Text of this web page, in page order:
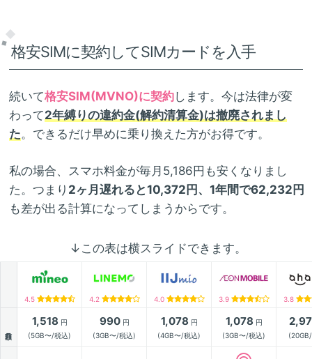
格安SIMに契約してSIMカードを入手
続いて格安SIM(MVNO)に契約します。今は法律が変
わって2年縛りの違約金(解約清算金)は撤廃されまし
た。できるだけ早めに乗り換えた方がお得です。
私の場合、スマホ料金が毎月5,186円も安くなりまし
た。つまり 2ヶ月遅れると10,372円、1年間で62,232円
も差が出る計算になってしまうからです。
↓この表は横スライドできます。
4.5 4.2 4.0 3.9 3.8
1,518 円
(5GB〜/税込)
990円
(3GB〜/税込)
1,078 円
(4GB〜/税込)
1,078 円
(3GB〜/税込)